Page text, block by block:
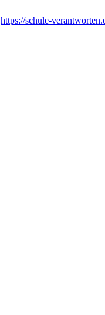
https://schule-